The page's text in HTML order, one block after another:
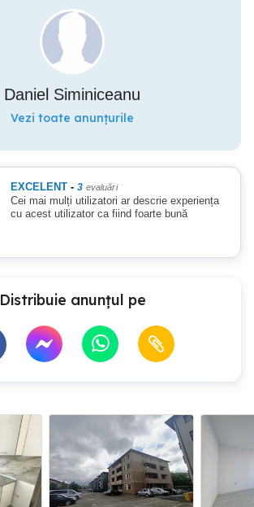
Daniel Siminiceanu
Vezi toate anunțurile
EXCELENT - 3 evaluări
Cei mai mulți utilizatori ar descrie experiența
cu acest utilizator ca fiind foarte bună
Distribuie anunțul pe